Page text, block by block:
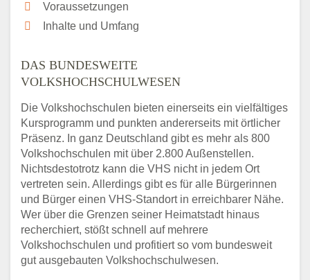
Voraussetzungen
Inhalte und Umfang
DAS BUNDESWEITE
VOLKSHOCHSCHULWESEN
Die Volkshochschulen bieten einerseits ein vielfältiges
Kursprogramm und punkten andererseits mit örtlicher
Präsenz. In ganz Deutschland gibt es mehr als 800
Volkshochschulen mit über 2.800 Außenstellen.
Nichtsdestotrotz kann die VHS nicht in jedem Ort
vertreten sein. Allerdings gibt es für alle Bürgerinnen
und Bürger einen VHS-Standort in erreichbarer Nähe.
Wer über die Grenzen seiner Heimatstadt hinaus
recherchiert, stößt schnell auf mehrere
Volkshochschulen und profitiert so vom bundesweit
gut ausgebauten Volkshochschulwesen.